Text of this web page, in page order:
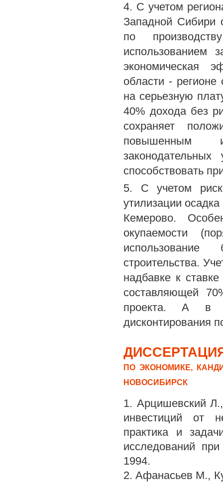
4. С учетом
Западной Сибири
по
использованием
экономическая
области -
на серьезную
40% дохода без
сохраняет
повышенным
способствовать
5. С учетом
утилизации
Кемерово.
окупаемости
строительства.
надбавке к
составляющей
проекта. А в
дисконтирования
ПО ЭКОНОМИКЕ,
НОВОСИБИРСК
1. Арцишевский
инвестиций от
практика и
исследований
1994.
2. Афанасьев М.,